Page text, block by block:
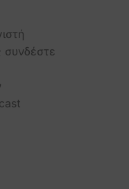
συνδέστε